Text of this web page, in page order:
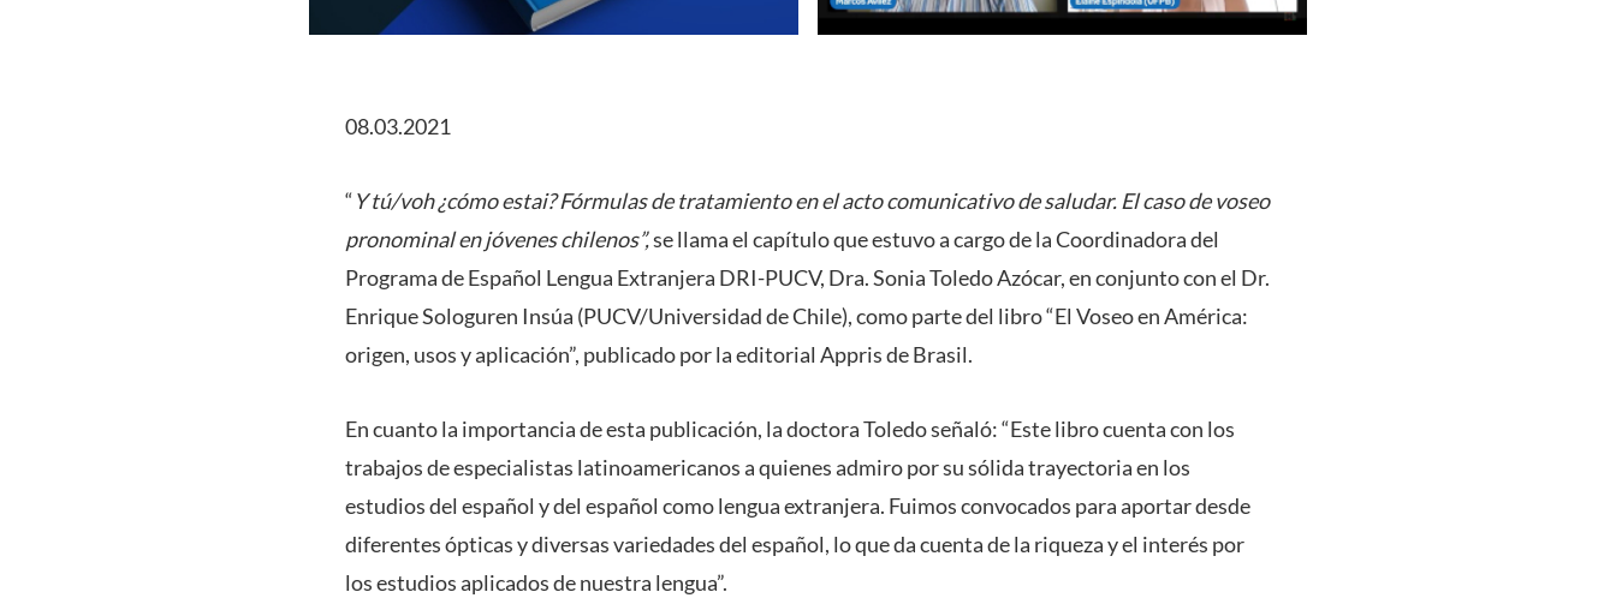
08.03.2021
“Y tú/voh ¿cómo estai? Fórmulas de tratamiento en el acto comunicativo de saludar. El caso de voseo
pronominal en jóvenes chilenos”,se llama el capítulo que estuvo a cargo de la Coordinadora del
Programa de Español Lengua Extranjera DRI-PUCV, Dra. Sonia Toledo Azócar, en conjunto con el Dr.
Enrique Sologuren Insúa (PUCV/Universidad de Chile), como parte del libro “El Voseo en América:
origen, usos y aplicación”, publicado por la editorial Appris de Brasil.
En cuanto la importancia de esta publicación, la doctora Toledo señaló: “Este libro cuenta con los
trabajos de especialistas latinoamericanos a quienes admiro por su sólida trayectoria en los
estudios del español y del español como lengua extranjera. Fuimos convocados para aportar desde
diferentes ópticas y diversas variedades del español, lo que da cuenta de la riqueza y el interés por
los estudios aplicados de nuestra lengua”.